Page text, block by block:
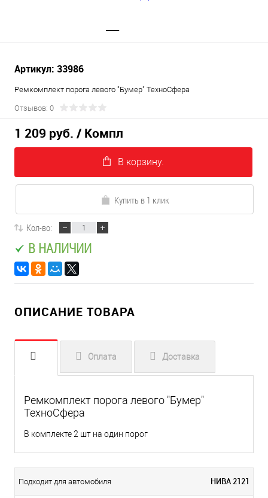
Артикул: 33986
Ремкомплект порога левого "Бумер" ТехноСфера
Отзывов: 0
1 209 руб. / Компл
В корзину.
Купить в 1 клик
Кол-во:
В НАЛИЧИИ
ОПИСАНИЕ ТОВАРА
Оплата Доставка
Ремкомплект порога левого "Бумер"
ТехноСфера
В комплекте 2 шт на один порог
Подходит для автомобиля НИВА 2121